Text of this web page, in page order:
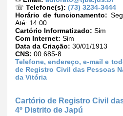
☏ Telefone(s): (73) 3234-3444
Horário de funcionamento:
Até: 14:00
Cartório Informatizado: Sim
Com Internet: Sim
Data da Criação: 30/01/1913
CNS: 00.685-8
Telefone, endereço, e-mail e
de Registro Civil das Pessoas
da Vitória
Cartório de Registro Civil
4º Distrito de Japú